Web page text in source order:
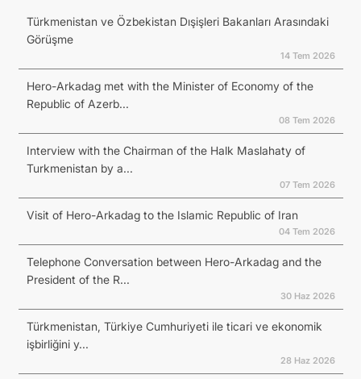
Türkmenistan ve Özbekistan Dışişleri Bakanları Arasındaki
Görüşme
14 Tem 2026
Hero-Arkadag met with the Minister of Economy of the
Republic of Azerb...
08 Tem 2026
Interview with the Chairman of the Halk Maslahaty of
Turkmenistan by a...
07 Tem 2026
Visit of Hero-Arkadag to the Islamic Republic of Iran
04 Tem 2026
Telephone Conversation between Hero-Arkadag and the
President of the R...
30 Haz 2026
Türkmenistan, Türkiye Cumhuriyeti ile ticari ve ekonomik
işbirliğini y...
28 Haz 2026